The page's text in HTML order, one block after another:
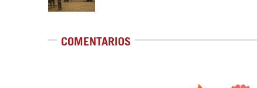
COMENTARIOS